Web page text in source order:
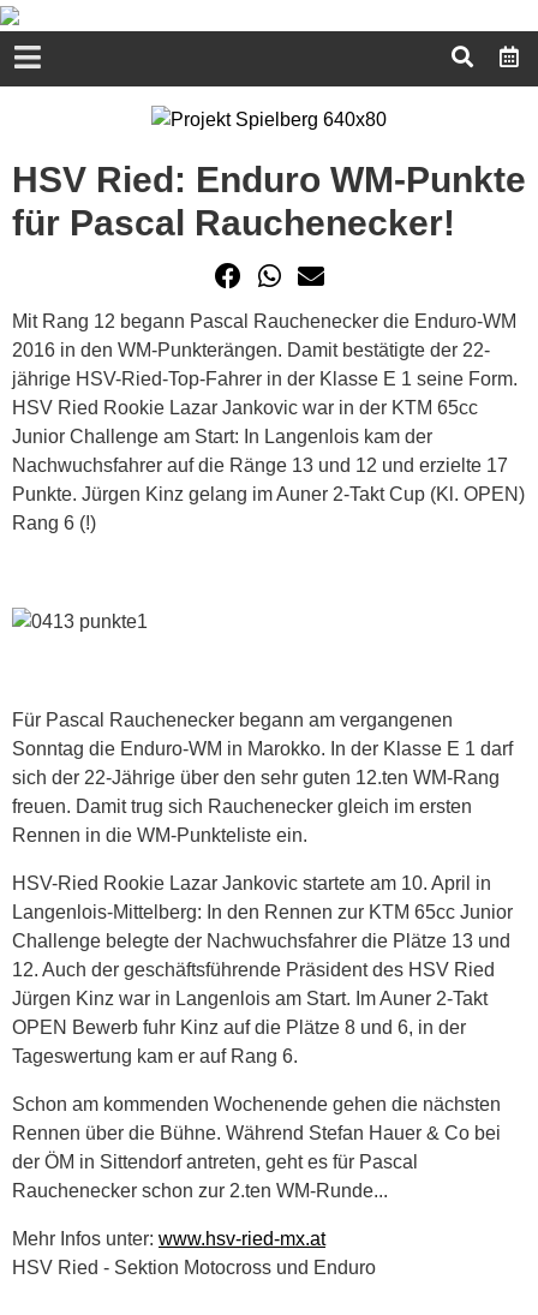
HSV Ried: Enduro WM-Punkte
für Pascal Rauchenecker!
Mit Rang 12 begann Pascal Rauchenecker die Enduro-WM
2016 in den WM-Punkterängen. Damit bestätigte der 22-
jährige HSV-Ried-Top-Fahrer in der Klasse E 1 seine Form.
HSV Ried Rookie Lazar Jankovic war in der KTM 65cc
Junior Challenge am Start: In Langenlois kam der
Nachwuchsfahrer auf die Ränge 13 und 12 und erzielte 17
Punkte. Jürgen Kinz gelang im Auner 2-Takt Cup (Kl. OPEN)
Rang 6 (!)
Für Pascal Rauchenecker begann am vergangenen
Sonntag die Enduro-WM in Marokko. In der Klasse E 1 darf
sich der 22-Jährige über den sehr guten 12.ten WM-Rang
freuen. Damit trug sich Rauchenecker gleich im ersten
Rennen in die WM-Punkteliste ein.
HSV-Ried Rookie Lazar Jankovic startete am 10. April in
Langenlois-Mittelberg: In den Rennen zur KTM 65cc Junior
Challenge belegte der Nachwuchsfahrer die Plätze 13 und
12. Auch der geschäftsführende Präsident des HSV Ried
Jürgen Kinz war in Langenlois am Start. Im Auner 2-Takt
OPEN Bewerb fuhr Kinz auf die Plätze 8 und 6, in der
Tageswertung kam er auf Rang 6.
Schon am kommenden Wochenende gehen die nächsten
Rennen über die Bühne. Während Stefan Hauer & Co bei
der ÖM in Sittendorf antreten, geht es für Pascal
Rauchenecker schon zur 2.ten WM-Runde...
Mehr Infos unter: www.hsv-ried-mx.at
HSV Ried - Sektion Motocross und Enduro